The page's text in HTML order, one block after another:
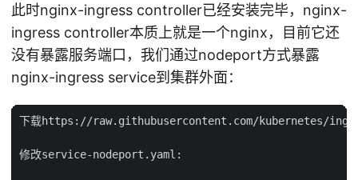
此时nginx-ingress controller已经安装完毕，nginx-
ingress controller本质上就是一个nginx，目前它还
没有暴露服务端口，我们通过nodeport方式暴露
nginx-ingress service到集群外面：
下载https://raw.githubusercontent.com/kubernetes/
修改service-nodeport.yaml: